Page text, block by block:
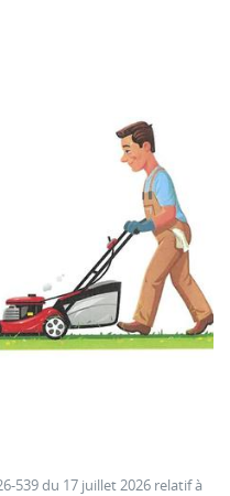
539 du 17 juillet 2026 relatif à